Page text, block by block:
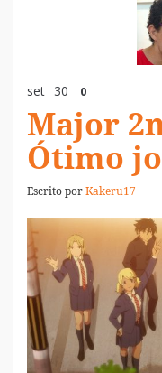
set 30 0
Major
Ótimo
Escrito porKakeru17